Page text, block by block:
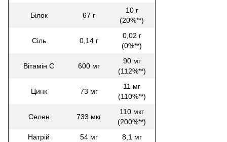
Білок 67 г
10 г
(20%**)
Сіль 0,14 г
0,02 г
(0%**)
Вітамін С 600 мг
90 мг
(112%**)
Цинк 73 мг
11 мг
(110%**)
Селен 733 мкг
110 мкг
(200%**)
Натрій
54 мг 8,1 мг